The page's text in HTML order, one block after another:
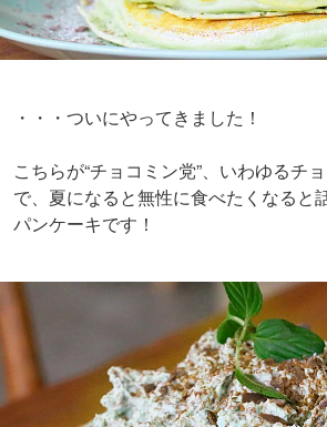
・・・ついにやってきました！
こちらが“チョコミン党”、いわゆるチ
で、夏になると無性に食べたくなると
パンケーキです！